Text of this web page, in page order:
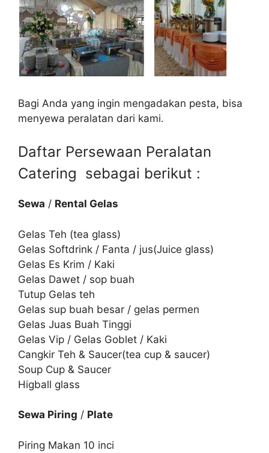
Bagi Anda yang ingin mengadakan pesta, bisa
menyewa peralatan dari kami.
Daftar Persewaan Peralatan
Catering sebagai berikut :
Sewa / Rental Gelas
Gelas Teh (tea glass)
Gelas Softdrink / Fanta / jus(Juice glass)
Gelas Es Krim / Kaki
Gelas Dawet / sop buah
Tutup Gelas teh
Gelas sup buah besar / gelas permen
Gelas Juas Buah Tinggi
Gelas Vip / Gelas Goblet / Kaki
Cangkir Teh & Saucer(tea cup & saucer)
Soup Cup & Saucer
Higball glass
Sewa Piring / Plate
Piring Makan 10 inci